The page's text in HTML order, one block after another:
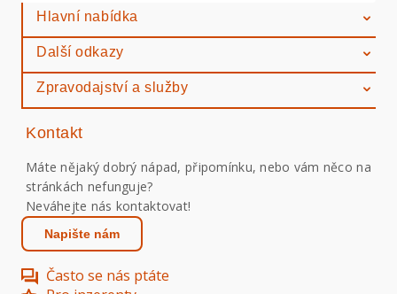
Hlavní nabídka
Další odkazy
Zpravodajství a služby
Kontakt
Máte nějaký dobrý nápad, připomínku, nebo vám něco na
stránkách nefunguje?
Neváhejte nás kontaktovat!
Napište nám
Často se nás ptáte